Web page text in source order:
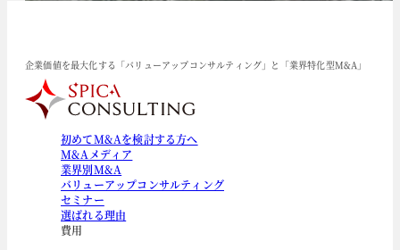
企業価値を最大化する「バリューアップコンサルティング」と「業界特化型M&A」
初めてM&Aを検討する方へ
M&Aメディア
業界別M&A
バリューアップコンサルティング
セミナー
選ばれる理由
費用